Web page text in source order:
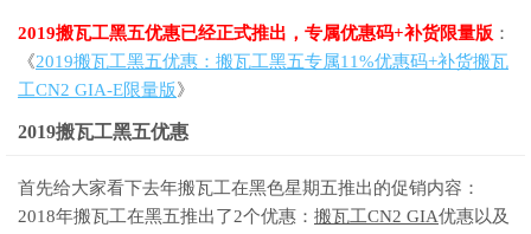
2019搬瓦工黑五优惠已经正式推出，专属优惠码+补货限量版 ：
《2019搬瓦工黑五优惠：搬瓦工黑五专属11%优惠码+补货搬瓦
工CN2 GIA-E限量版》
2019搬瓦工黑五优惠
首先给大家看下去年搬瓦工在黑色星期五推出的促销内容：
2018年搬瓦工在黑五推出了2个优惠： 搬瓦工CN2 GIA优惠以及